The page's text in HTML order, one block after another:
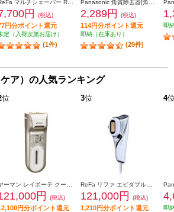
円 (税込)
円分ポイント還元
定（入荷次第お届け）
(1件)
2,289円 (税込)
114円分ポイント還元
即納（在庫あり）
(29件)
即
ア）の人気ランキング
位
円 (税込)
円分ポイント還元
3位
121,000円 (税込)
1,210円分ポイント還元
4
即